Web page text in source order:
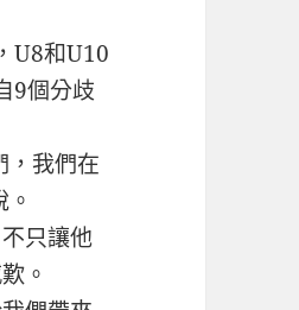
U8和U10
9個分歧
我們在
只讓他
。